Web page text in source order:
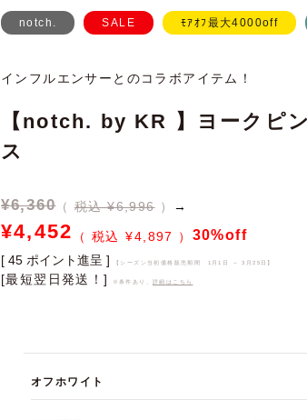
notch. SALE ﾓｱｵﾌ最大4000off
インフルエンサーとのコラボアイテム！
【notch. by KR 】ヨークピ
ス
¥6,360 税込 ¥6,996 →
¥4,452 ¥4,897 30%off
[ 45 ポイント進呈 ] 【シーズン当初価格販売期間 1月1日 ～ 3月25日 】
[最短翌日発送！] ※条件あり、 詳細はこちら
オフホワイト